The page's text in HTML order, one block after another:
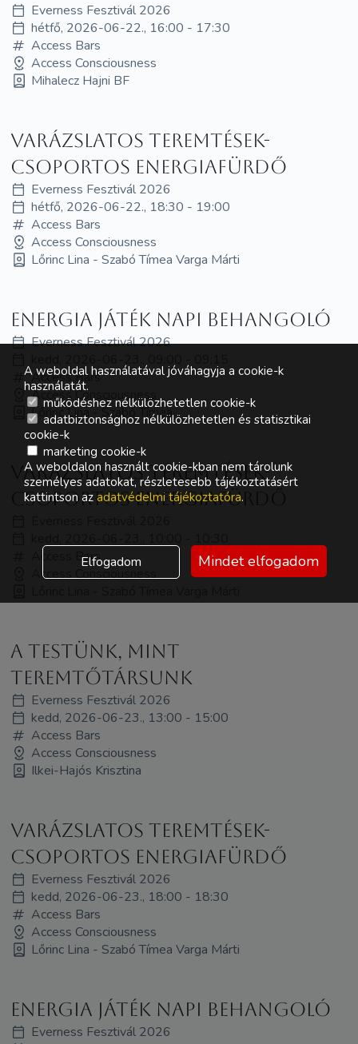
Everness Fesztivál 2026
hétfő, 2026-06-22., 16:00 - 17:30
Access Bars
Access Consciousness
Mihalecz Hajni BF
Varázslatos teremtések-
Csoportos energiafürdő
Everness Fesztivál 2026
hétfő, 2026-06-22., 18:30 - 19:00
Access Bars
Access Consciousness
Lőrinc Lina - Szabó Tímea Varga Márti
Energia játék napi behangoló
Everness Fesztivál 2026
Access Bars
Access Consciousness
Lőrinc Lina - Szabó Tímea
Varázslatos teremtések-
Csoportos energiafürdő
Access Bars
Access Consciousness
A Testünk, mint
Teremtőtársunk
Everness Fesztivál 2026
kedd, 2026-06-23., 13:00 - 15:00
Access Bars
Access Consciousness
Ilkei-Hajós Krisztina
Varázslatos teremtések-
Csoportos energiafürdő
Everness Fesztivál 2026
kedd, 2026-06-23., 18:00 - 18:30
Access Bars
Access Consciousness
Lőrinc Lina - Szabó Tímea Varga Márti
Energia játék napi behangoló
Everness Fesztivál 2026
A weboldal használatával jóváhagyja a cookie-k
használatát.
működéshez nélkülözhetetlen cookie-k
adatbiztonsághoz nélkülözhetetlen és statisztikai
cookie-k
marketing cookie-k
A weboldalon használt cookie-kban nem tárolunk
személyes adatokat, részletesebb tájékoztatásért
kattintson az adatvédelmi tájékoztatóra.
Elfogadom Mindet elfogadom